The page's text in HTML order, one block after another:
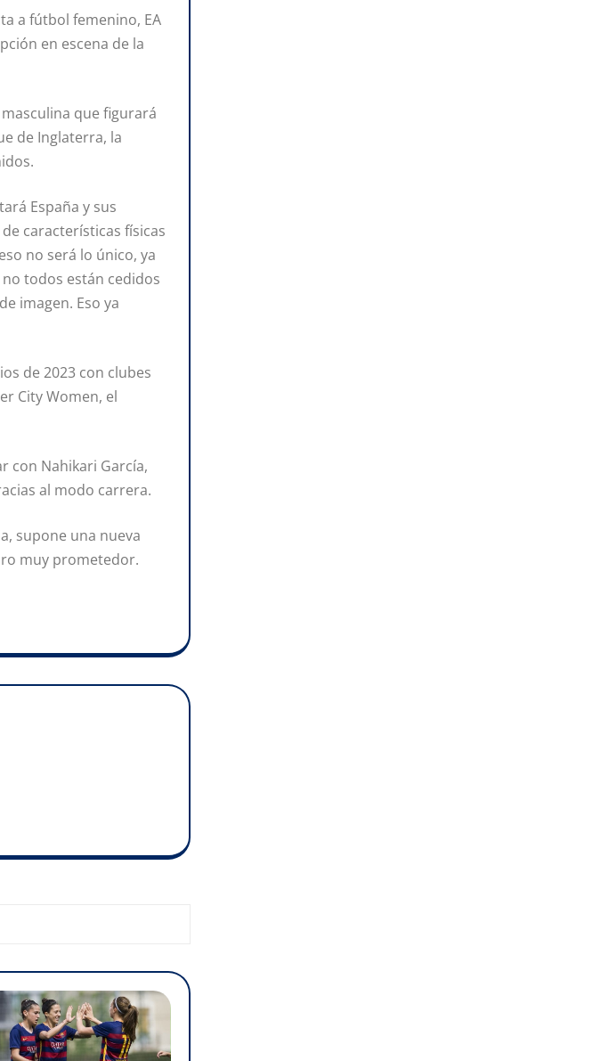
a fútbol femenino, EA
en escena de la
que figurará
de Inglaterra, la
España y sus
características físicas
no será lo único, ya
todos están cedidos
imagen. Eso ya
de 2023 con clubes
City Women, el
con Nahikari García,
al modo carrera.
supone una nueva
muy prometedor.